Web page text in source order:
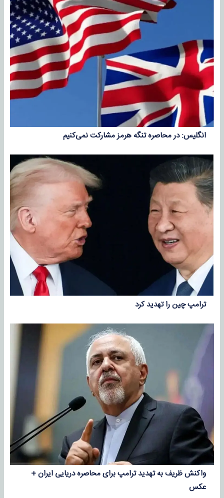
انگلیس: در محاصره تنگه هرمز مشارکت نمی‌کنیم
ترامپ چین را تهدید کرد
واکنش ظریف به تهدید ترامپ برای محاصره دریایی ایران +
عکس